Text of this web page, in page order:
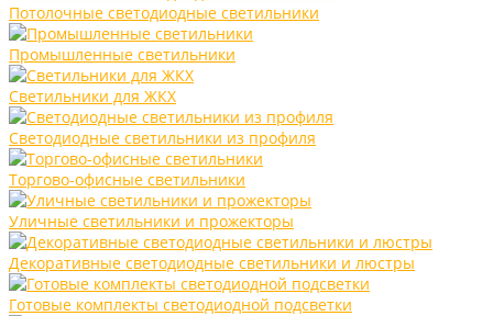
Потолочные светодиодные светильники
Промышленные светильники
Светильники для ЖКХ
Светодиодные светильники из профиля
Торгово-офисные светильники
Уличные светильники и прожекторы
Декоративные светодиодные светильники и люстры
Готовые комплекты светодиодной подсветки